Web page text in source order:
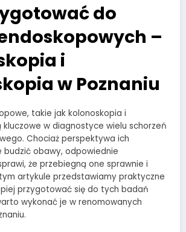
do
–
i
w Poznaniu
takie jak kolonoskopia i
w diagnostyce wielu schorzeń
Chociaż perspektywa ich
budzić obawy, odpowiednie
że przebiegną one sprawnie i
artykule przedstawiamy praktyczne
przygotować się do tych badań
wykonać je w renomowanych